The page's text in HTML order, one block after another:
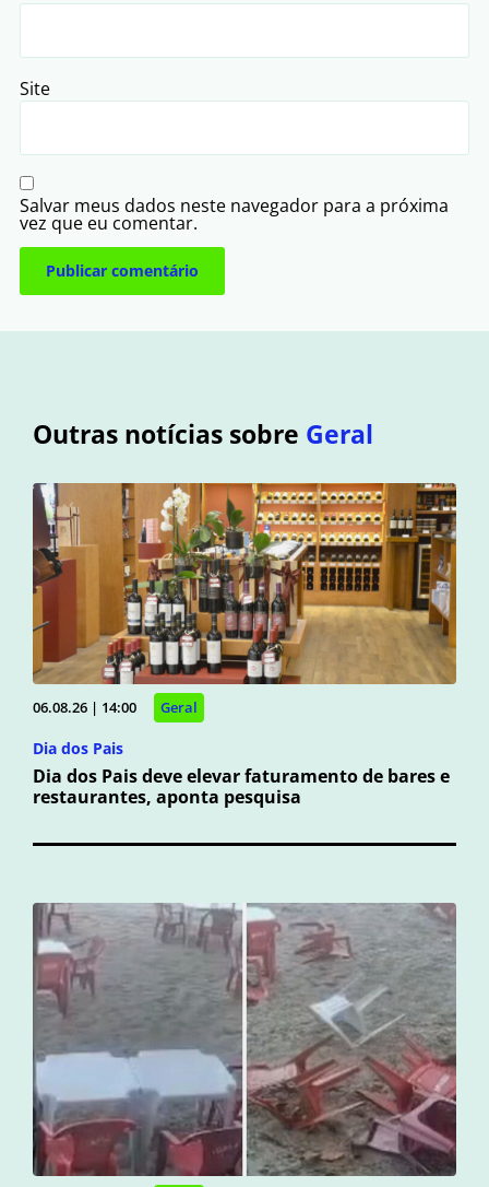
Site
Salvar meus dados neste navegador para a próxima
vez que eu comentar.
Outras notícias sobre Geral
06.08.26 | 14:00 Geral
Dia dos Pais
Dia dos Pais deve elevar faturamento de bares e
restaurantes, aponta pesquisa